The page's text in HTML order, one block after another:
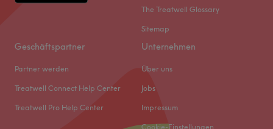
The Treatwell Glossary
Sitemap
Geschäftspartner
Partner werden
Treatwell Connect Help Center
Treatwell Pro Help Center
Unternehmen
Über uns
Jobs
Impressum
Cookie-Einstellungen